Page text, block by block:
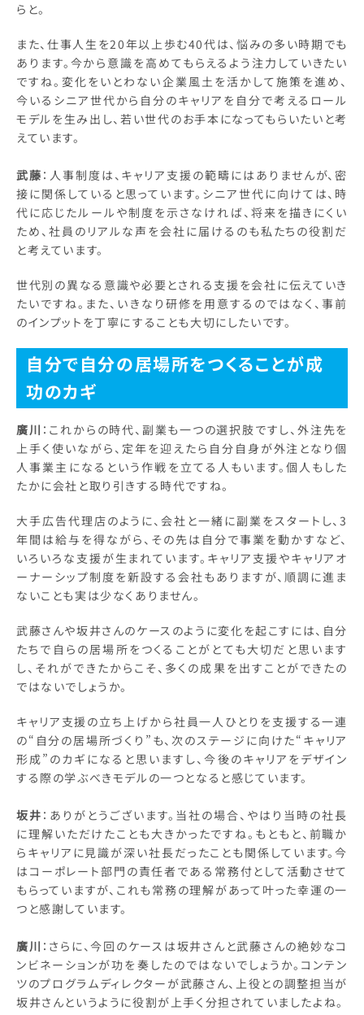
らと。
また、仕事人生を20年以上歩む40代は、悩みの多い時期でも
あります。今から意識を高めてもらえるよう注力していきたい
ですね。変化をいとわない企業風土を活かして施策を進め、
今いるシニア世代から自分のキャリアを自分で考えるロール
モデルを生み出し、若い世代のお手本になってもらいたいと考
えています。
武藤 ：人事制度は、キャリア支援の範疇にはありませんが、密
接に関係していると思っています。シニア世代に向けては、時
代に応じたルールや制度を示さなければ、将来を描きにくい
ため、社員のリアルな声を会社に届けるのも私たちの役割だ
と考えています。
世代別の異なる意識や必要とされる支援を会社に伝えていき
たいですね。また、いきなり研修を用意するのではなく、事前
のインプットを丁寧にすることも大切にしたいです。
自分で自分の居場所をつくることが成
功のカギ
廣川 ：これからの時代、副業も一つの選択肢ですし、外注先を
上手く使いながら、定年を迎えたら自分自身が外注となり個
人事業主になるという作戦を立てる人もいます。個人もした
たかに会社と取り引きする時代ですね。
大手広告代理店のように、会社と一緒に副業をスタートし、3
年間は給与を得ながら、その先は自分で事業を動かすなど、
いろいろな支援が生まれています。キャリア支援やキャリアオ
ーナーシップ制度を新設する会社もありますが、順調に進ま
ないことも実は少なくありません。
武藤さんや坂井さんのケースのように変化を起こすには、自分
たちで自らの居場所をつくることがとても大切だと思います
し、それができたからこそ、多くの成果を出すことができたの
ではないでしょうか。
キャリア支援の立ち上げから社員一人ひとりを支援する一連
の“自分の居場所づくり”も、次のステージに向けた“キャリア
形成”のカギになると思いますし、今後のキャリアをデザイン
する際の学ぶべきモデルの一つとなると感じています。
坂井 ：ありがとうございます。当社の場合、やはり当時の社長
に理解いただけたことも大きかったですね。もともと、前職か
らキャリアに見識が深い社長だったことも関係しています。今
はコーポレート部門の責任者である常務付として活動させて
もらっていますが、これも常務の理解があって叶った幸運の一
つと感謝しています。
廣川 ：さらに、今回のケースは坂井さんと武藤さんの絶妙なコ
ンビネーションが功を奏したのではないでしょうか。コンテン
ツのプログラムディレクターが武藤さん、上役との調整担当が
坂井さんというように役割が上手く分担されていましたよね。